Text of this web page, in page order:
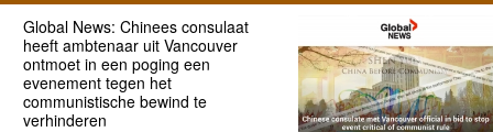
Global News: Chinees consulaat
heeft ambtenaar uit Vancouver
ontmoet in een poging een
evenement tegen het
communistische bewind te
verhinderen